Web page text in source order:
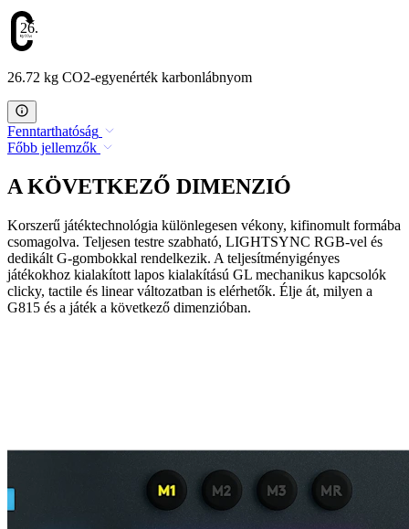
26.72
26.72 kg CO2-egyenérték karbonlábnyom
Fenntarthatóság
Főbb jellemzők
A KÖVETKEZŐ DIMENZIÓ
Korszerű játéktechnológia különlegesen vékony, kifinomult formába
csomagolva. Teljesen testre szabható, LIGHTSYNC RGB-vel és
dedikált G-gombokkal rendelkezik. A teljesítményigényes
játékokhoz kialakított lapos kialakítású GL mechanikus kapcsolók
clicky, tactile és linear változatban is elérhetők. Élje át, milyen a
G815 és a játék a következő dimenzióban.